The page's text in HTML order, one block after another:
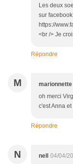
Les deux
sur
https://
<br /> Je
Répondre
M marionnette
oh merci
c'est Anna
Répondre
N nell
04/04/